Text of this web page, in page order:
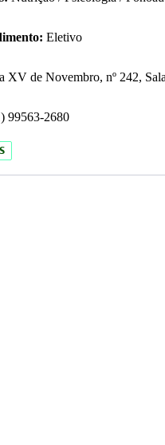
Eletivo
XV de Novembro, nº 242,
99563-2680